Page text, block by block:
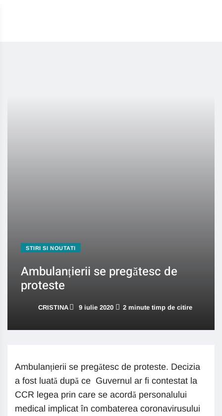
STIRI SI NOUTATI
Ambulanțierii se pregătesc de
proteste
CRISTINA 9 iulie 2020 2 minute timp de citire
Ambulanțierii se pregătesc de proteste. Decizia
a fost luată după ce Guvernul ar fi contestat la
CCR legea prin care se acordă personalului
medical implicat în combaterea coronavirusului